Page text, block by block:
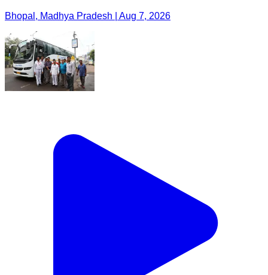
Bhopal, Madhya Pradesh | Aug 7, 2026